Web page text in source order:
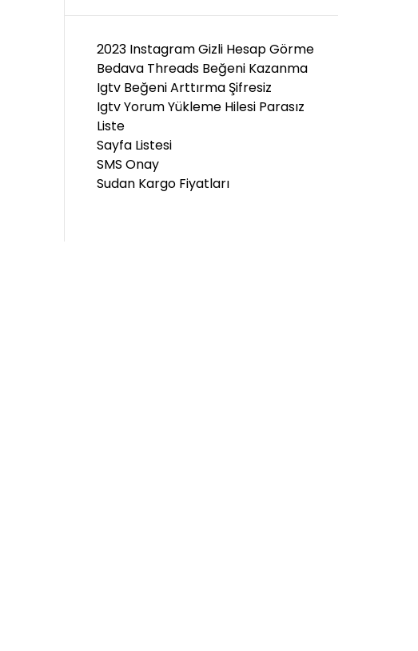
2023 Instagram Gizli Hesap Görme
Bedava Threads Beğeni Kazanma
Igtv Beğeni Arttırma Şifresiz
Igtv Yorum Yükleme Hilesi Parasız
Liste
Sayfa Listesi
SMS Onay
Sudan Kargo Fiyatları